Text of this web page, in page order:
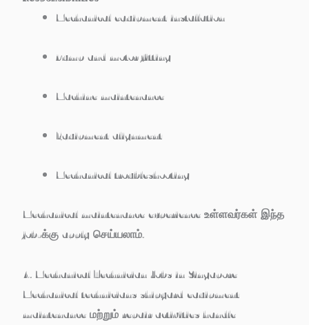
Mechanical equipment installation
Pump and motor fitting
Machine maintenance
Equipment alignment
Mechanical troubleshooting
Mechanical maintenance experience உள்ளவர்கள் இந்த
job-க்கு apply செய்யலாம்.
4. Mechanical Technician Jobs in Singapore
Mechanical technicians shipyard equipment
maintenance மற்றும் repair activities handle